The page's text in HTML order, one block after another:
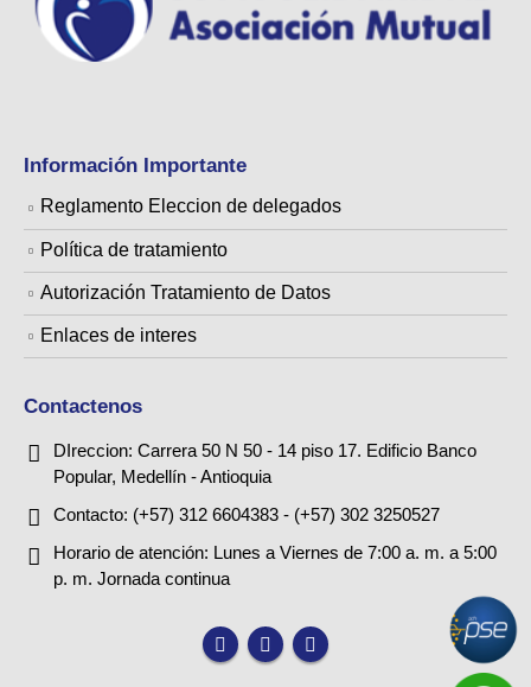
Información Importante
Reglamento Eleccion de delegados
Política de tratamiento
Autorización Tratamiento de Datos
Enlaces de interes
Contactenos
DIreccion: Carrera 50 N 50 - 14 piso 17. Edificio Banco
Popular, Medellín - Antioquia
Contacto: (+57) 312 6604383 - (+57) 302 3250527
Horario de atención: Lunes a Viernes de 7:00 a. m. a 5:00
p. m. Jornada continua